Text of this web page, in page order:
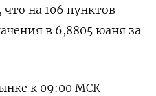
на 106 пунктов
в 6,8805 юаня за
к 09:00 МСК